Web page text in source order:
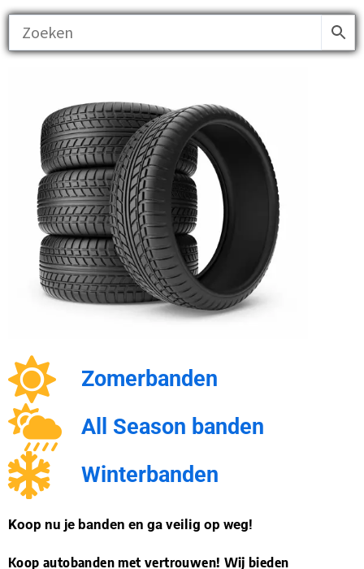
Zomerbanden
All Season banden
Winterbanden
Koop nu je banden en ga veilig op weg!
Koop autobanden met vertrouwen! Wij bieden